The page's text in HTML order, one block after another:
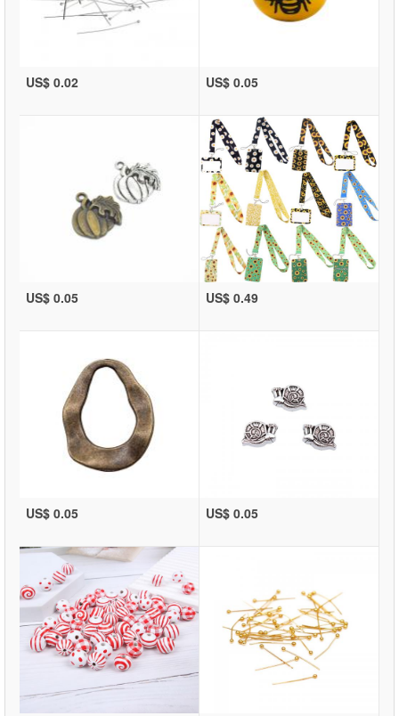
US$ 0.02 US$ 0.05
US$ 0.05 US$ 0.49
US$ 0.05 US$ 0.05